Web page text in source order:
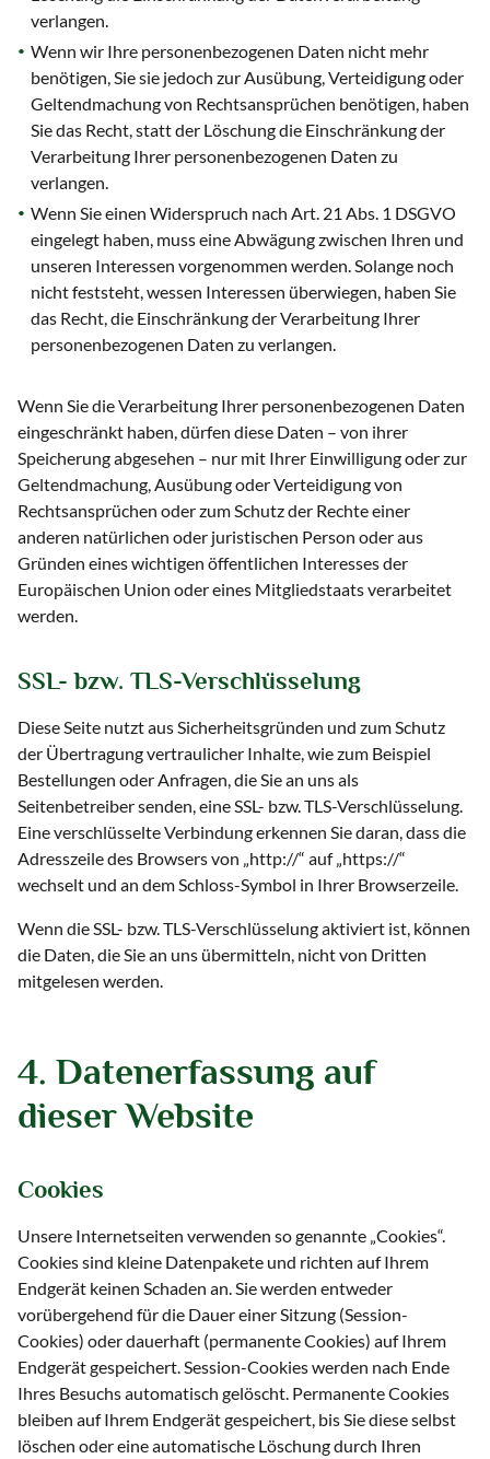
verlangen.
Wenn wir Ihre personenbezogenen Daten nicht mehr
benötigen, Sie sie jedoch zur Ausübung, Verteidigung oder
Geltendmachung von Rechtsansprüchen benötigen, haben
Sie das Recht, statt der Löschung die Einschränkung der
Verarbeitung Ihrer personenbezogenen Daten zu
verlangen.
Wenn Sie einen Widerspruch nach Art. 21 Abs. 1 DSGVO
eingelegt haben, muss eine Abwägung zwischen Ihren und
unseren Interessen vorgenommen werden. Solange noch
nicht feststeht, wessen Interessen überwiegen, haben Sie
das Recht, die Einschränkung der Verarbeitung Ihrer
personenbezogenen Daten zu verlangen.
Wenn Sie die Verarbeitung Ihrer personenbezogenen Daten
eingeschränkt haben, dürfen diese Daten – von ihrer
Speicherung abgesehen – nur mit Ihrer Einwilligung oder zur
Geltendmachung, Ausübung oder Verteidigung von
Rechtsansprüchen oder zum Schutz der Rechte einer
anderen natürlichen oder juristischen Person oder aus
Gründen eines wichtigen öffentlichen Interesses der
Europäischen Union oder eines Mitgliedstaats verarbeitet
werden.
SSL- bzw. TLS-Verschlüsselung
Diese Seite nutzt aus Sicherheitsgründen und zum Schutz
der Übertragung vertraulicher Inhalte, wie zum Beispiel
Bestellungen oder Anfragen, die Sie an uns als
Seitenbetreiber senden, eine SSL- bzw. TLS-Verschlüsselung.
Eine verschlüsselte Verbindung erkennen Sie daran, dass die
Adresszeile des Browsers von „http://“ auf „https://“
wechselt und an dem Schloss-Symbol in Ihrer Browserzeile.
Wenn die SSL- bzw. TLS-Verschlüsselung aktiviert ist, können
die Daten, die Sie an uns übermitteln, nicht von Dritten
mitgelesen werden.
4. Datenerfassung auf
dieser Website
Cookies
Unsere Internetseiten verwenden so genannte „Cookies“.
Cookies sind kleine Datenpakete und richten auf Ihrem
Endgerät keinen Schaden an. Sie werden entweder
vorübergehend für die Dauer einer Sitzung (Session-
Cookies) oder dauerhaft (permanente Cookies) auf Ihrem
Endgerät gespeichert. Session-Cookies werden nach Ende
Ihres Besuchs automatisch gelöscht. Permanente Cookies
bleiben auf Ihrem Endgerät gespeichert, bis Sie diese selbst
löschen oder eine automatische Löschung durch Ihren